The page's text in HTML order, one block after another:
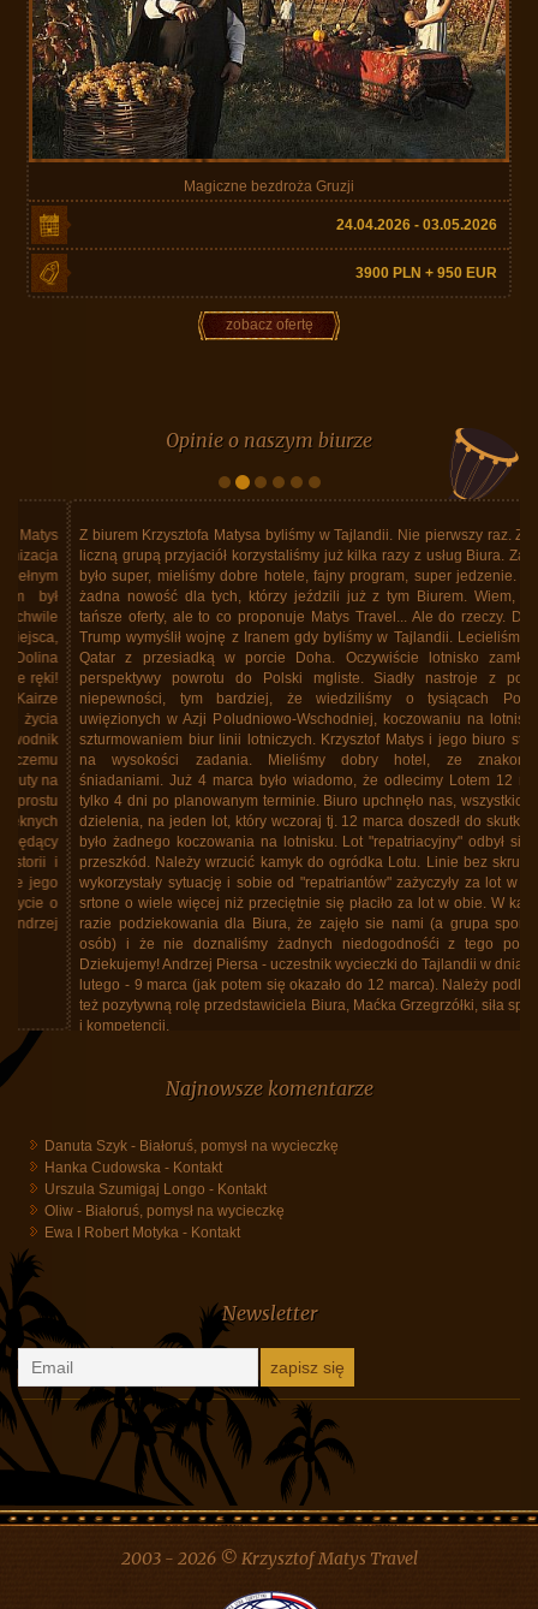
Magiczne bezdroża Gruzji
24.04.2026 - 03.05.2026
3900 PLN + 950 EUR
zobacz ofertę
Opinie o naszym biurze
Z biurem Krzysztofa Matysa byliśmy w Tajlandii. Nie pierwszy raz. Z dość
liczną grupą przyjaciół korzystaliśmy już kilka razy z usług Biura. Zawsze
było super, mieliśmy dobre hotele, fajny program, super jedzenie. Ale to
żadna nowość dla tych, którzy jeździli już z tym Biurem. Wiem, że są
tańsze oferty, ale to co proponuje Matys Travel... Ale do rzeczy. Donald
Trump wymyślił wojnę z Iranem gdy byliśmy w Tajlandii. Lecieliśmy linią
Qatar z przesiadką w porcie Doha. Oczywiście lotnisko zamknięte,
perspektywy powrotu do Polski mgliste. Siadły nastroje z powodu
niepewności, tym bardziej, że wiedziliśmy o tysiącach Polaków
uwięzionych w Azji Poludniowo-Wschodniej, koczowaniu na lotniskach,
szturmowaniem biur linii lotniczych. Krzysztof Matys i jego biuro stanęło
na wysokości zadania. Mieliśmy dobry hotel, ze znakomitymi
śniadaniami. Już 4 marca było wiadomo, że odlecimy Lotem 12 marca
tylko 4 dni po planowanym terminie. Biuro upchnęło nas, wszystkich bez
dzielenia, na jeden lot, który wczoraj tj. 12 marca doszedł do skutku. Nie
było żadnego koczowania na lotnisku. Lot "repatriacyjny" odbył się bez
przeszkód. Należy wrzucić kamyk do ogródka Lotu. Linie bez skrupułów
wykorzystały sytuację i sobie od "repatriantów" zażyczyły za lot w jedną
srtone o wiele więcej niż przeciętnie się płaciło za lot w obie. W każdym
razie podziekowania dla Biura, że zajęło sie nami (a grupa spora, 40
osób) i że nie doznaliśmy żadnych niedogodnośći z tego powodu.
Dziekujemy! Andrzej Piersa - uczestnik wycieczki do Tajlandii w dniach 25
lutego - 9 marca (jak potem się okazało do 12 marca). Należy podkreślić
też pozytywną rolę przedstawiciela Biura, Maćka Grzegrzółki, siła spokoju
i kompetencji.
Najnowsze komentarze
Danuta Szyk-Białoruś, pomysł na wycieczkę
Ewa I Robert Motyka
Kontakt
Newsletter